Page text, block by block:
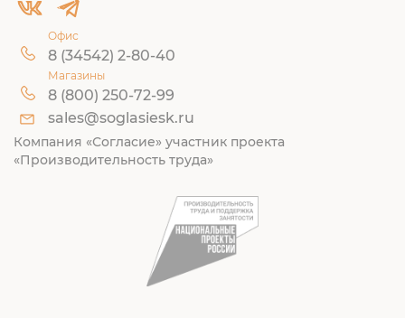
Офис
8 (34542) 2-80-40
Магазины
8 (800) 250-72-99
sales@soglasiesk.ru
Компания «Согласие» участник проекта
«Производительность труда»